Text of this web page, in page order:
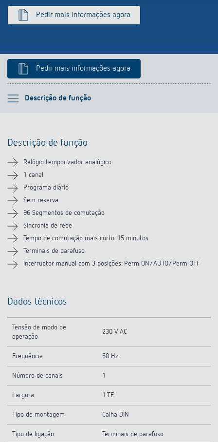
Pedir mais informações agora
Pedir mais informações agora
Descrição de função
Por favor selecione
Informação técnica
Transferências
Acessórios
Produtos semelhantes
Descrição de função
Relógio temporizador analógico
1 canal
Programa diário
Sem reserva
96 Segmentos de comutação
Sincronia de rede
Tempo de comutação mais curto: 15 minutos
Terminais de parafuso
Interruptor manual com 3 posições: Perm ON/AUTO/Perm OFF
Dados técnicos
Tensão de modo de
operação
230 V AC
Frequência 50 Hz
Número de canais 1
Largura 1 TE
Tipo de montagem Calha DIN
Tipo de ligação Terminais de parafuso